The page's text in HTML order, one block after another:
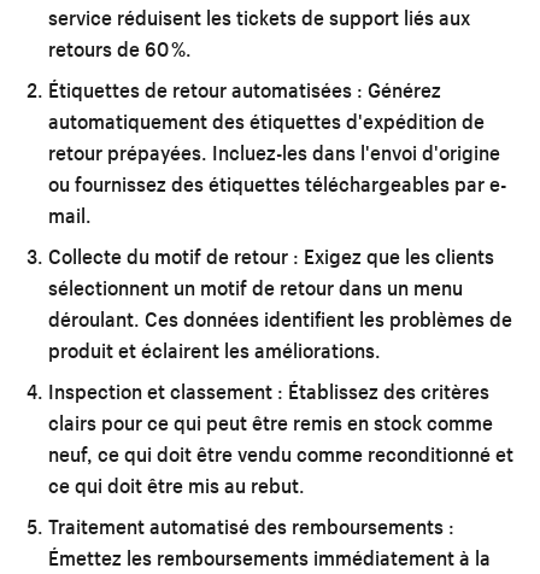
service réduisent les tickets de support liés aux
retours de 60 %.
Étiquettes de retour automatisées : Générez
automatiquement des étiquettes d'expédition de
retour prépayées. Incluez-les dans l'envoi d'origine
ou fournissez des étiquettes téléchargeables par e-
mail.
Collecte du motif de retour : Exigez que les clients
sélectionnent un motif de retour dans un menu
déroulant. Ces données identifient les problèmes de
produit et éclairent les améliorations.
Inspection et classement : Établissez des critères
clairs pour ce qui peut être remis en stock comme
neuf, ce qui doit être vendu comme reconditionné et
ce qui doit être mis au rebut.
Traitement automatisé des remboursements :
Émettez les remboursements immédiatement à la